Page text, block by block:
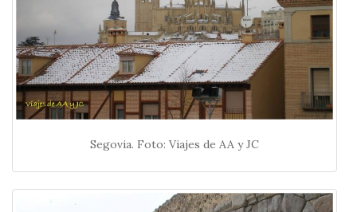
Segovia. Foto: Viajes de AA y JC